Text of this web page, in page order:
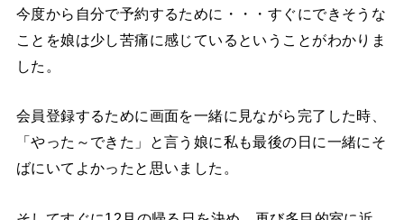
今度から自分で予約するために・・・すぐにできそうな
ことを娘は少し苦痛に感じているということがわかりま
した。
会員登録するために画面を一緒に見ながら完了した時、
「やった～できた」と言う娘に私も最後の日に一緒にそ
ばにいてよかったと思いました。